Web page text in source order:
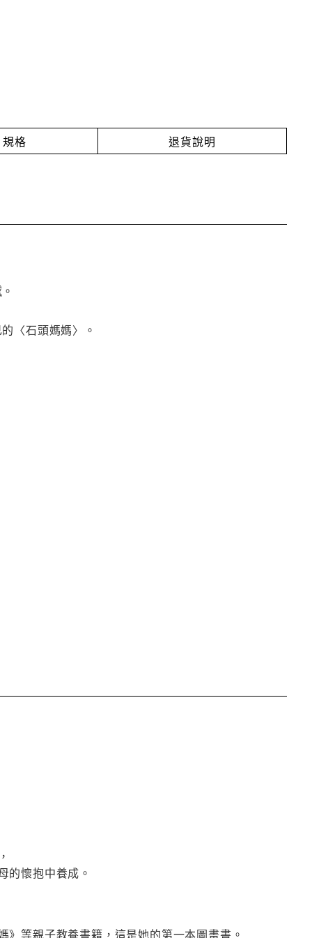
規格 退貨說明
〈石頭媽媽〉。
的懷抱中養成。
等親子教養書籍，這是她的第一本圖畫書。